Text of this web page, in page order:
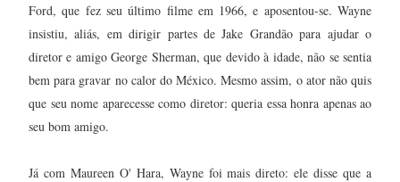
Ford, que fez seu último filme em 1966, e aposentou-se. Wayne
insistiu, aliás, em dirigir partes de Jake Grandão para ajudar o
diretor e amigo George Sherman, que devido à idade, não se sentia
bem para gravar no calor do México. Mesmo assim, o ator não quis
que seu nome aparecesse como diretor: queria essa honra apenas ao
seu bom amigo.
Já com Maureen O' Hara, Wayne foi mais direto: ele disse que a